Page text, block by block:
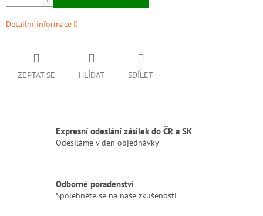
Detailní informace
ZEPTAT SE HLÍDAT SDÍLET
Expresní odeslání zásilek do ČR a SK
Odesíláme v den objednávky
Odborné poradenství
Spolehněte se na naše zkušenosti